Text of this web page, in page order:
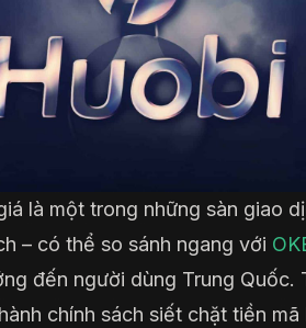
là một trong những sàn giao
– có thể so sánh ngang với
đến người dùng Trung Quốc.
chính sách siết chặt tiền